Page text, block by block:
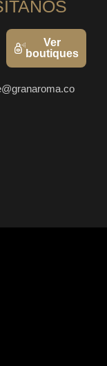
Ver
boutiques